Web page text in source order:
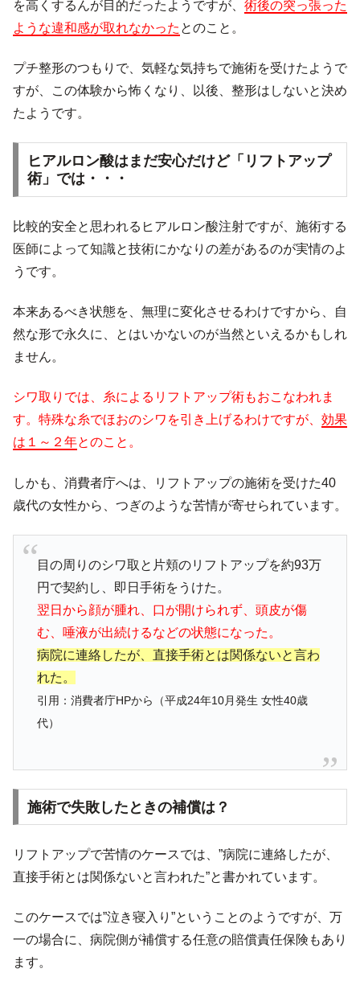
を高くするんが目的だったようですが、 術後の突っ張った
ような違和感が取れなかった とのこと。
プチ整形のつもりで、気軽な気持ちで施術を受けたようで
すが、この体験から怖くなり、以後、整形はしないと決め
たようです。
ヒアルロン酸はまだ安心だけど「リフトアップ
術」では・・・
比較的安全と思われるヒアルロン酸注射ですが、施術する
医師によって知識と技術にかなりの差があるのが実情のよ
うです。
本来あるべき状態を、無理に変化させるわけですから、自
然な形で永久に、とはいかないのが当然といえるかもしれ
ません。
シワ取りでは、糸によるリフトアップ術もおこなわれま
す。特殊な糸でほおのシワを引き上げるわけですが、 効果
は１～２年とのこと。
しかも、消費者庁へは、リフトアップの施術を受けた40
歳代の女性から、つぎのような苦情が寄せられています。
目の周りのシワ取と片頬のリフトアップを約93万
円で契約し、即日手術をうけた。
翌日から顔が腫れ、口が開けられず、頭皮が傷
む、唾液が出続けるなどの状態になった。
病院に連絡したが、直接手術とは関係ないと言わ
れた。
引用：消費者庁HPから（平成24年10月発生 女性40歳
代）
施術で失敗したときの補償は？
リフトアップで苦情のケースでは、”病院に連絡したが、
直接手術とは関係ないと言われた”と書かれています。
このケースでは”泣き寝入り”ということのようですが、万
一の場合に、病院側が補償する任意の賠償責任保険もあり
ます。